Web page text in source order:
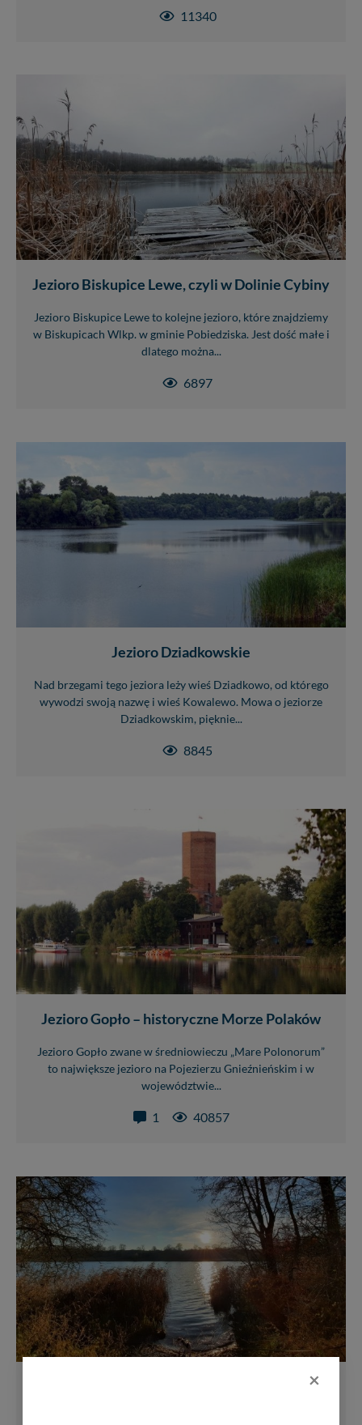
11340
Jezioro Biskupice Lewe, czyli w Dolinie Cybiny
Jezioro Biskupice Lewe to kolejne jezioro, które znajdziemy
w Biskupicach Wlkp. w gminie Pobiedziska. Jest dość małe i
dlatego można...
6897
Jezioro Dziadkowskie
Nad brzegami tego jeziora leży wieś Dziadkowo, od którego
wywodzi swoją nazwę i wieś Kowalewo. Mowa o jeziorze
Dziadkowskim, pięknie...
8845
Jezioro Gopło – historyczne Morze Polaków
Jezioro Gopło zwane w średniowieczu „Mare Polonorum”
to największe jezioro na Pojezierzu Gnieźnieńskim i w
województwie...
1 40857
×